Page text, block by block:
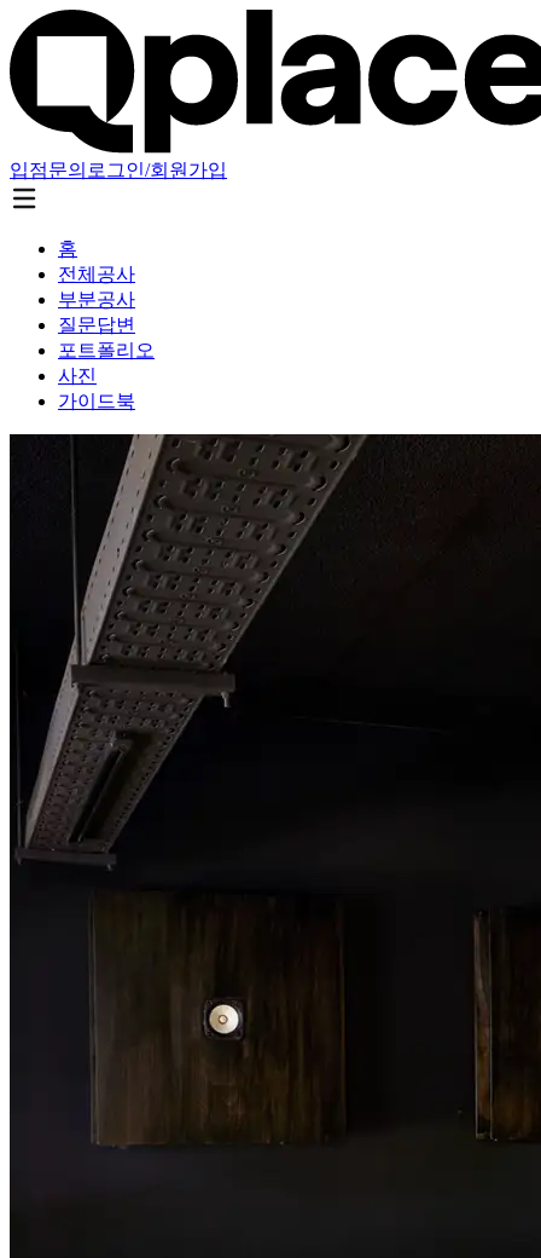
입점문의 로그인/회원가입
홈
전체공사
부분공사
질문답변
포트폴리오
사진
가이드북